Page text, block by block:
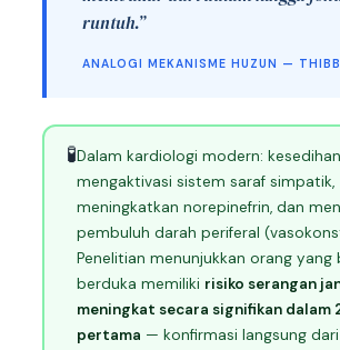
runtuh.”
ANALOGI MEKANISME HUZUN —
🧪Dalam kardiologi modern:
mengaktivasi sistem saraf simpatik,
meningkatkan norepinefrin, dan
pembuluh darah periferal
Penelitian menunjukkan orang yang
berduka memiliki risiko serangan
meningkat secara signifikan dalam
pertama — konfirmasi langsung